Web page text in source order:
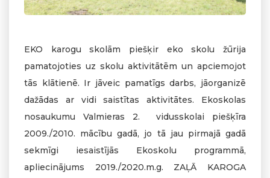
EKO karogu skolām piešķir eko skolu žūrija
pamatojoties uz skolu aktivitātēm un apciemojot
tās klātienē. Ir jāveic pamatīgs darbs, jāorganizē
dažādas ar vidi saistītas aktivitātes. Ekoskolas
nosaukumu Valmieras 2. vidusskolai piešķīra
2009./2010. mācību gadā, jo tā jau pirmajā gadā
sekmīgi iesaistījās Ekoskolu programmā,
apliecinājums 2019./2020.m.g. ZAĻĀ KAROGA